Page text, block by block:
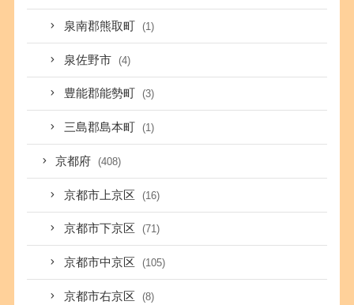
泉南郡熊取町 (1)
泉佐野市 (4)
豊能郡能勢町 (3)
三島郡島本町 (1)
京都府 (408)
京都市上京区 (16)
京都市下京区 (71)
京都市中京区 (105)
京都市右京区 (8)